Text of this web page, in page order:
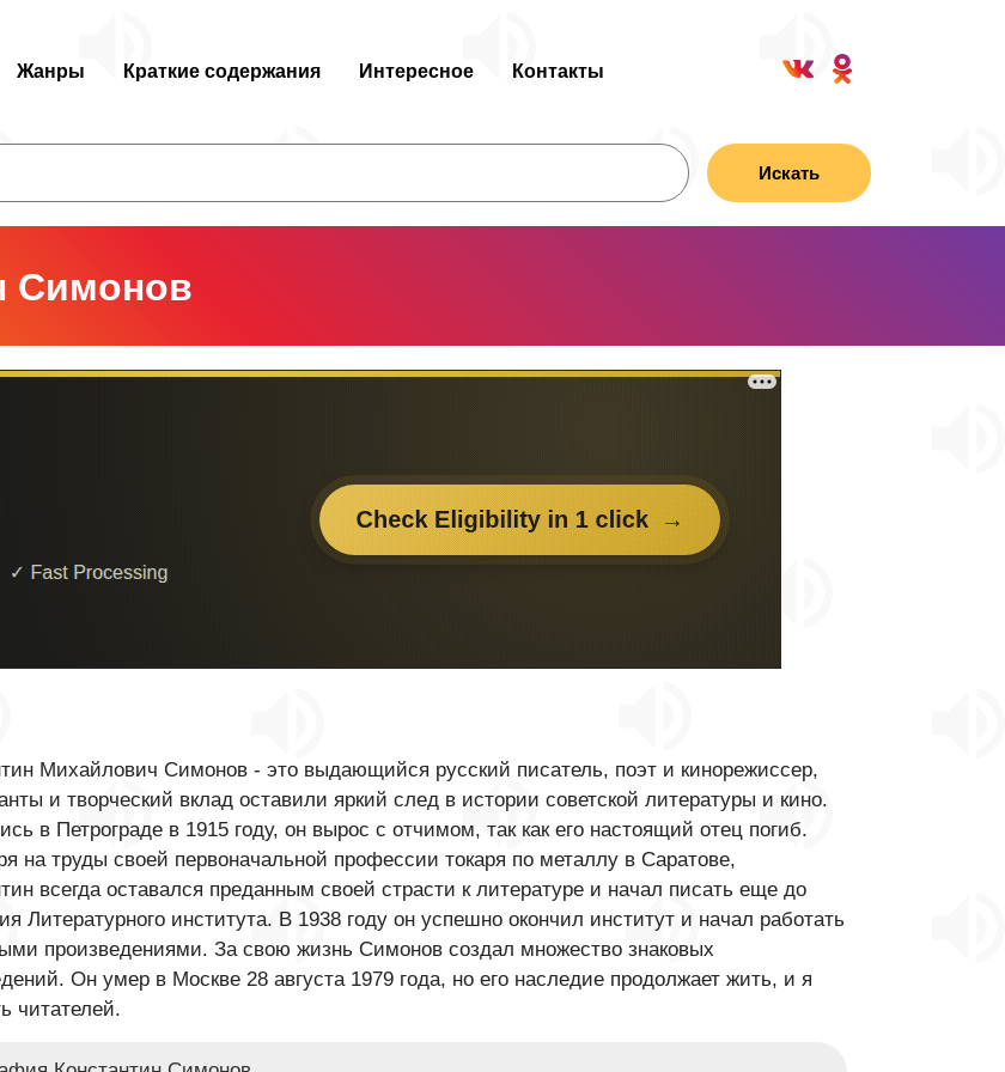
Жанры Краткие содержания Интересное Контакты
Искать
Симонов
Михайлович Симонов - это выдающийся русский писатель, поэт и кинорежиссер,
и творческий вклад оставили яркий след в истории советской литературы и кино.
в Петрограде в 1915 году, он вырос с отчимом, так как его настоящий отец погиб.
на труды своей первоначальной профессии токаря по металлу в Саратове,
всегда оставался преданным своей страсти к литературе и начал писать еще до
Литературного института. В 1938 году он успешно окончил институт и начал работать
произведениями. За свою жизнь Симонов создал множество знаковых
Он умер в Москве 28 августа 1979 года, но его наследие продолжает жить, и я
читателей.